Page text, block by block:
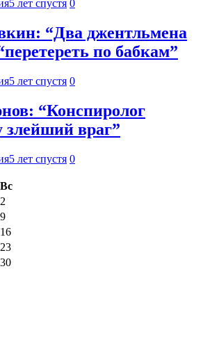
5 лет спустя 0
“Два джентльмена
по бабкам”
5 лет спустя 0
“Конспиролог
злейший враг”
5 лет спустя 0
Вс
2
9
16
23
30